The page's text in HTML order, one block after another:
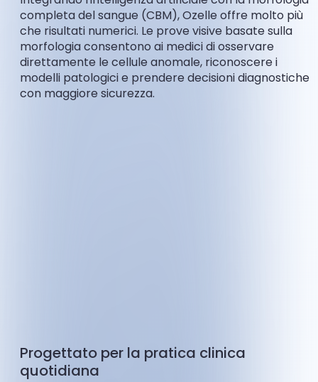
completa del sangue (CBM), Ozelle offre molto più
che risultati numerici. Le prove visive basate sulla
morfologia consentono ai medici di osservare
direttamente le cellule anomale, riconoscere i
modelli patologici e prendere decisioni diagnostiche
con maggiore sicurezza.
Progettato per la pratica clinica
quotidiana